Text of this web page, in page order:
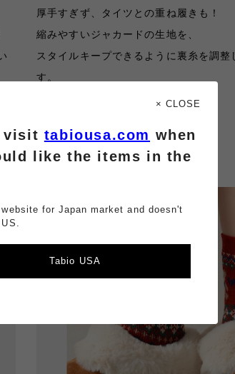
厚手すぎず、タイツとの重ね履きも！
縮みやすいジャカードの生地を、
スタイルキープできるように裏糸を調整
す。
× CLOSE
visit tabiousa.com when
like the items in the
for Japan market and doesn't
Tabio USA